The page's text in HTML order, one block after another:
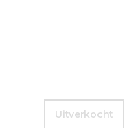
Uitverkocht